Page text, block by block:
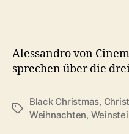
Alessandro von
sprechen über die
Schlagwörter
Black Christmas,
Weihnachten,